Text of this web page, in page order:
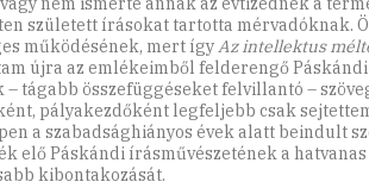
született írásokat tartotta mérvadóknak.
működésének, mert ígyAz intellektus
újra az emlékeimből felderengő
– tágabb összefüggéseket felvillantó –
pályakezdőként legfeljebb csak
a szabadsághiányos évek alatt beindult
elő Páskándi írásművészetének a
kibontakozását.